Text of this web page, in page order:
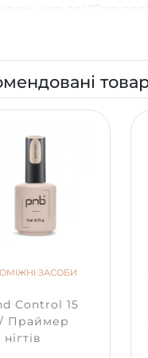
кольорі
з чимось
ЗАСОБИ
Control 15
Праймер